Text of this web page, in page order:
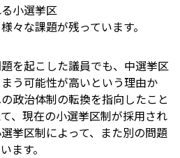
小選挙区
々な課題が残っています。
を起こした議員でも、中選挙区
う可能性が高いという理由か
政治体制の転換を指向したこと
、現在の小選挙区制が採用され
挙区制によって、また別の問題
ます。